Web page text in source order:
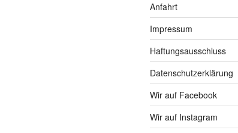
Anfahrt
Impressum
Haftungsausschluss
Datenschutzerklärung
Wir auf Facebook
Wir auf Instagram